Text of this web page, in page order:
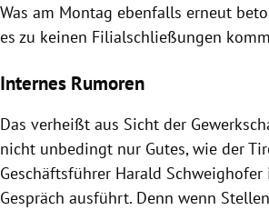
Was am Montag ebenfalls erneut
es zu keinen Filialschließungen
Internes Rumoren
Das verheißt aus Sicht der
nicht unbedingt nur Gutes, wie der
Geschäftsführer Harald Schweighofer
Gespräch ausführt. Denn wenn